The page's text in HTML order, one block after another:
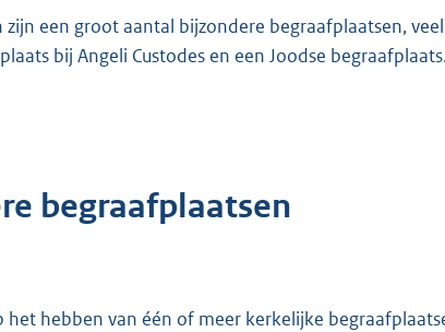
een groot aantal bijzondere begraafplaatsen,
bij Angeli Custodes en een Joodse
begraafplaatsen
hebben van één of meer kerkelijke